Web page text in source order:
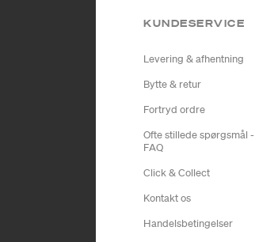
KUNDESERVICE
Levering & afhentning
Bytte & retur
Fortryd ordre
Ofte stillede spørgsmål -
FAQ
Click & Collect
Kontakt os
Handelsbetingelser